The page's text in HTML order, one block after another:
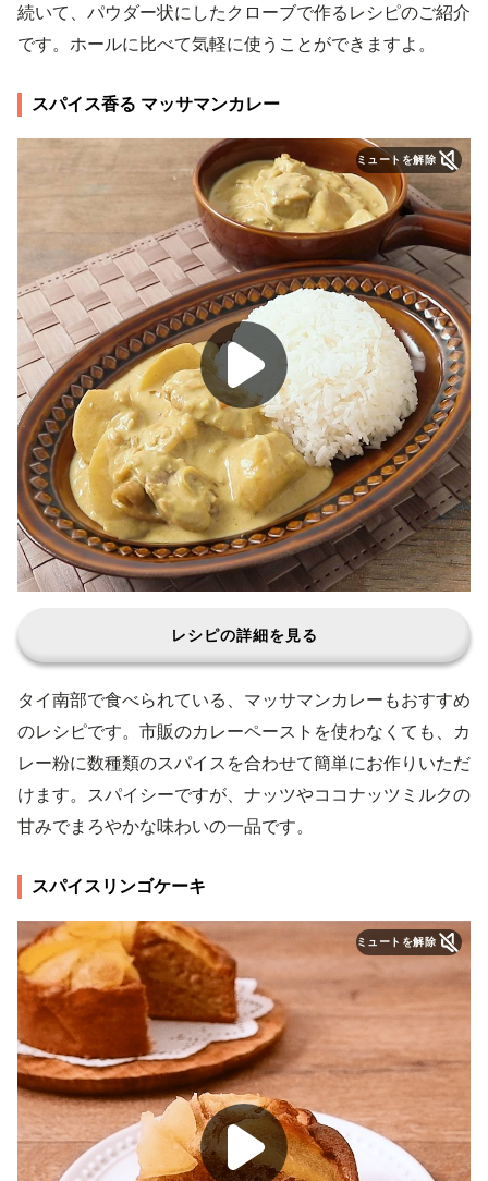
続いて、パウダー状にしたクローブで作るレシピのご紹介
です。ホールに比べて気軽に使うことができますよ。
スパイス香る マッサマンカレー
ミュートを解除
レシピの詳細を見る
タイ南部で食べられている、マッサマンカレーもおすすめ
のレシピです。市販のカレーペーストを使わなくても、カ
レー粉に数種類のスパイスを合わせて簡単にお作りいただ
けます。スパイシーですが、ナッツやココナッツミルクの
甘みでまろやかな味わいの一品です。
スパイスリンゴケーキ
ミュートを解除